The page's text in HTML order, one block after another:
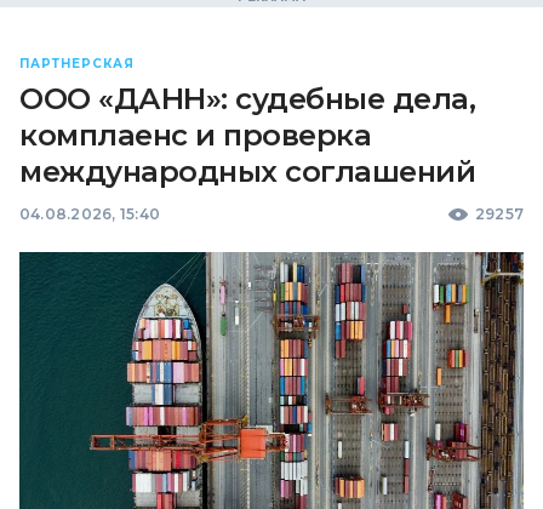
ПАРТНЕРСКАЯ
ООО «ДАНН»: судебные дела,
комплаенс и проверка
международных соглашений
04.08.2026, 15:40 29257